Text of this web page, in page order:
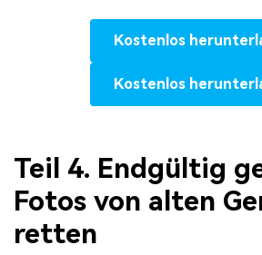
Kostenlos
Kostenlos
Teil 4. Endgültig
Fotos von alten
retten